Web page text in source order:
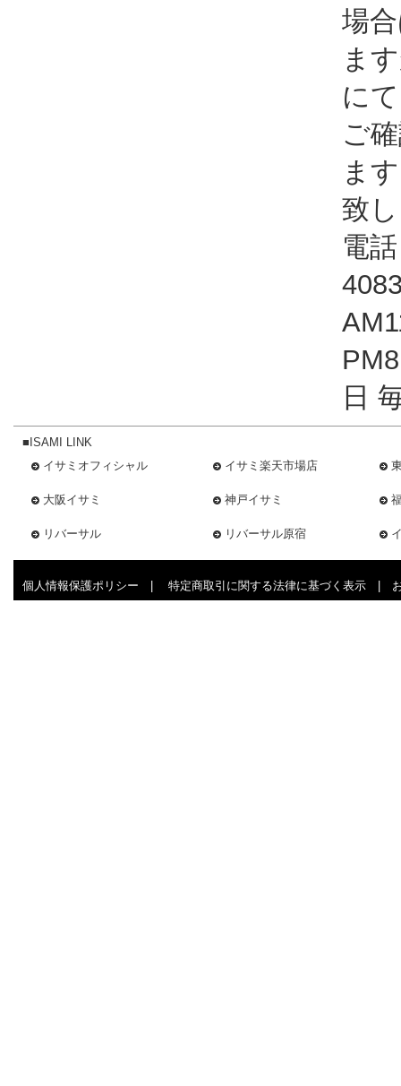
場
ま
に
ご
ま
致
電
日
■ISAMI LINK
イサミオフィシャル
イサミ楽天市場店
大阪イサミ 神戸イサミ
リバーサル リバーサル原宿
個人情報保護ポリシー 特定商取引に関する法律に基づく表示